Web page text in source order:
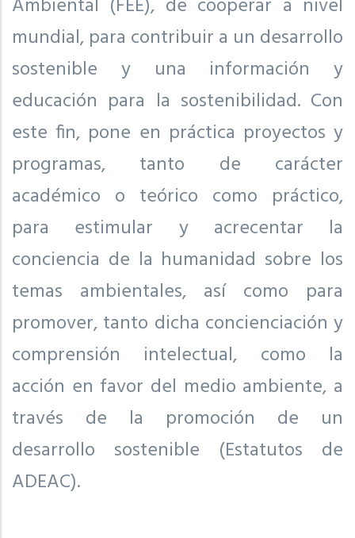
Ambiental (FEE), de cooperar a nivel
mundial, para contribuir a un desarrollo
sostenible y una información y
educación para la sostenibilidad. Con
este fin, pone en práctica proyectos y
programas, tanto de carácter
académico o teórico como práctico,
para estimular y acrecentar la
conciencia de la humanidad sobre los
temas ambientales, así como para
promover, tanto dicha concienciación y
comprensión intelectual, como la
acción en favor del medio ambiente, a
través de la promoción de un
desarrollo sostenible (Estatutos de
ADEAC).